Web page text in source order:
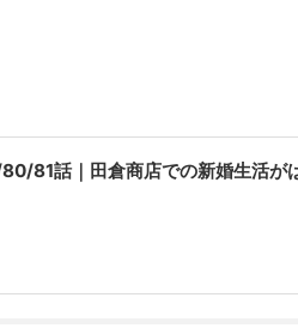
81話｜田倉商店での新婚生活が